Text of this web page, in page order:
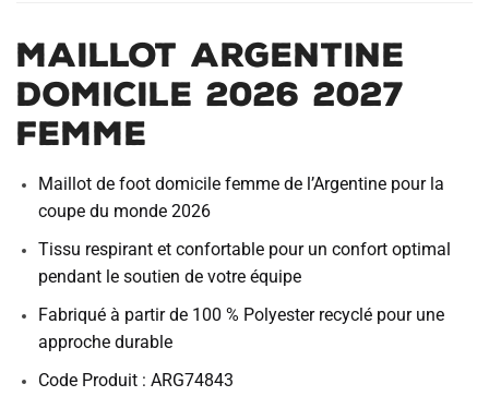
Maillot Argentine
Domicile 2026 2027
Femme
Maillot de foot domicile femme de l’Argentine pour la
coupe du monde 2026
Tissu respirant et confortable pour un confort optimal
pendant le soutien de votre équipe
Fabriqué à partir de 100 % Polyester recyclé pour une
approche durable
Code Produit : ARG74843